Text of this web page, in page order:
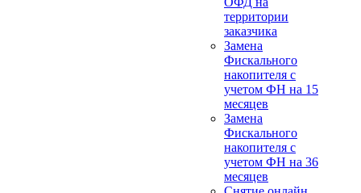
территории
заказчика
Замена
Фискального
накопителя с
учетом ФН на 15
месяцев
Замена
Фискального
накопителя с
учетом ФН на 36
месяцев